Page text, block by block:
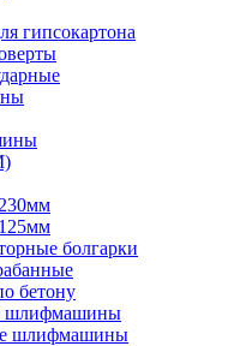
гипсокартона
болгарки
бетону
шлифмашины
шлифмашины